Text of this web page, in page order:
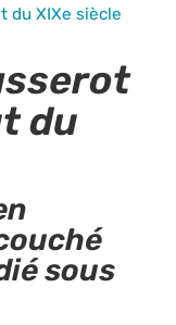
du XIXe siècle
du
sous